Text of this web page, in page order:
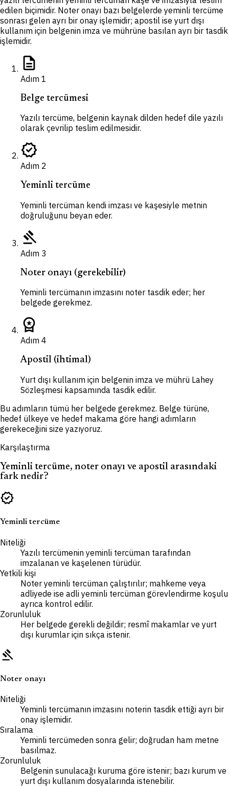
edilen biçimidir. Noter onayı bazı belgelerde yeminli tercüme
sonrası gelen ayrı bir onay işlemidir; apostil ise yurt dışı
kullanım için belgenin imza ve mührüne basılan ayrı bir tasdik
işlemidir.
description
Adım 1
Belge tercümesi
Yazılı tercüme, belgenin kaynak dilden hedef dile yazılı
olarak çevrilip teslim edilmesidir.
verified
Adım 2
Yeminli tercüme
Yeminli tercüman kendi imzası ve kaşesiyle metnin
doğruluğunu beyan eder.
gavel
Adım 3
Noter onayı (gerekebilir)
Yeminli tercümanın imzasını noter tasdik eder; her
belgede gerekmez.
workspace_premium
Adım 4
Apostil (ihtimal)
Yurt dışı kullanım için belgenin imza ve mührü Lahey
Sözleşmesi kapsamında tasdik edilir.
Bu adımların tümü her belgede gerekmez. Belge türüne,
hedef ülkeye ve hedef makama göre hangi adımların
gerekeceğini size yazıyoruz.
Karşılaştırma
Yeminli tercüme, noter onayı ve apostil arasındaki
fark nedir?
verified
Yeminli tercüme
Niteliği
Yazılı tercümenin yeminli tercüman tarafından
imzalanan ve kaşelenen türüdür.
Yetkili kişi
Noter yeminli tercüman çalıştırılır; mahkeme veya
adliyede ise adli yeminli tercüman görevlendirme koşulu
ayrıca kontrol edilir.
Zorunluluk
Her belgede gerekli değildir; resmî makamlar ve yurt
dışı kurumlar için sıkça istenir.
gavel
Noter onayı
Niteliği
Yeminli tercümanın imzasını noterin tasdik ettiği ayrı bir
onay işlemidir.
Sıralama
Yeminli tercümeden sonra gelir; doğrudan ham metne
basılmaz.
Zorunluluk
Belgenin sunulacağı kuruma göre istenir; bazı kurum ve
yurt dışı kullanım dosyalarında istenebilir.